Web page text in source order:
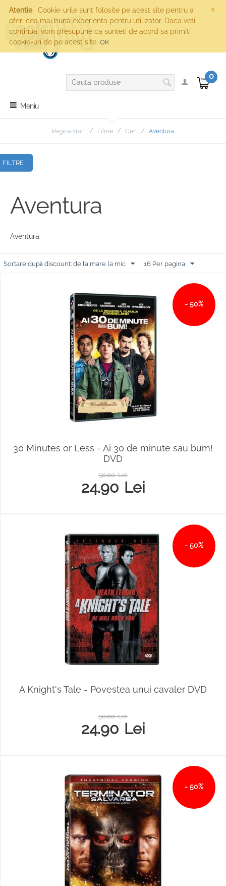
×
Atentie
Cookie-urile sunt folosite pe acest site pentru a
oferi cea mai buna experienta pentru utilizator. Daca veti
continua, vom presupune ca sunteti de acord sa primiti
cookie-uri de pe acest site. OK
0
Meniu
Pagina start / Filme / Gen / Aventura
FILTRE
Aventura
Aventura
Sortare după discount: de la mare la mic 16 Per pagina
- 50%
30 Minutes or Less - Ai 30 de minute sau bum!
DVD
50.00 Lei
24.90 Lei
- 50%
A Knight's Tale - Povestea unui cavaler DVD
50.00 Lei
24.90 Lei
- 50%